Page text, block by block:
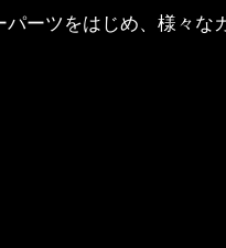
ーツをはじめ、様々